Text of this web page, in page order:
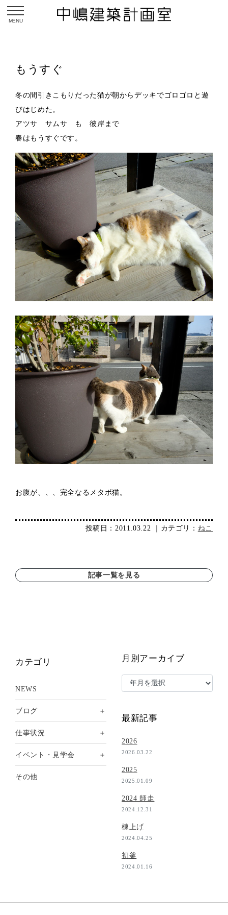
もうすぐ
冬の間引きこもりだった猫が朝からデッキでゴロゴロと遊
びはじめた。
アツサ サムサ も 彼岸まで
春はもうすぐです。
お腹が、、、完全なるメタボ猫。
投稿日：2011.03.22 ｜カテゴリ： ねこ
記事一覧を見る
カテゴリ
NEWS
ブログ ＋
仕事状況 ＋
イベント・見学会 ＋
その他
月別アーカイブ
最新記事
2026
2026.03.22
2025
2025.01.09
2024 師走
2024.12.31
棟上げ
2024.04.25
初釜
2024.01.16
toggle navigation